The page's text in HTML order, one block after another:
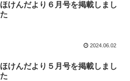
ほけんだより６月号を掲載しまし
た
2024.06.02
ほけんだより５月号を掲載しまし
た